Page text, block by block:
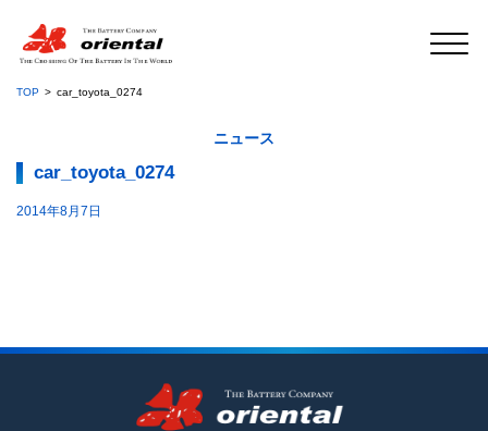
TOP car_toyota_0274
ニュース
car_toyota_0274
2014年8月7日